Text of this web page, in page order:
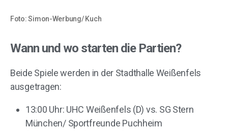
Foto: Simon-Werbung/ Kuch
Wann und wo starten die Partien?
Beide Spiele werden in der Stadthalle Weißenfels
ausgetragen:
13:00 Uhr: UHC Weißenfels (D) vs. SG Stern
München/ Sportfreunde Puchheim